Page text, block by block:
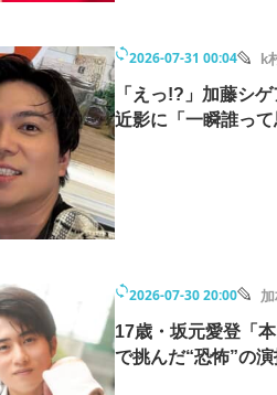
2026-07-31 00:04 k
「えっ!?」加藤シ
近影に「一瞬誰って
2026-07-30 20:00
17歳・坂元愛登「
で挑んだ“恐怖”の演